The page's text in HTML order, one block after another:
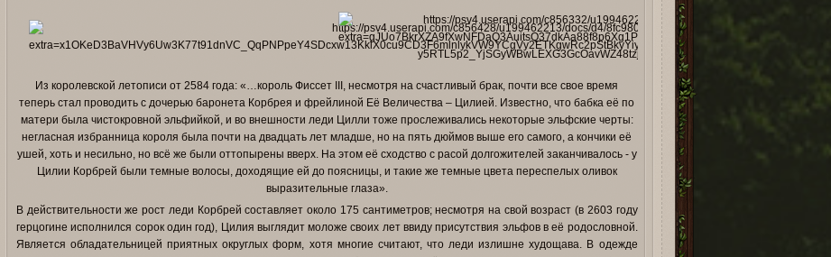
Из королевской летописи от 2584 года: «…король Фиссет III, несмотря на счастливый брак, почти все свое время
теперь стал проводить с дочерью баронета Корбрея и фрейлиной Её Величества – Цилией. Известно, что бабка её по
матери была чистокровной эльфийкой, и во внешности леди Цилли тоже прослеживались некоторые эльфские черты:
негласная избранница короля была почти на двадцать лет младше, но на пять дюймов выше его самого, а кончики её
ушей, хоть и несильно, но всё же были оттопырены вверх. На этом её сходство с расой долгожителей заканчивалось - у
Цилии Корбрей были темные волосы, доходящие ей до поясницы, и такие же темные цвета переспелых оливок
выразительные глаза».
В действительности же рост леди Корбрей составляет около 175 сантиметров; несмотря на свой возраст (в 2603 году
герцогине исполнился сорок один год), Цилия выглядит моложе своих лет ввиду присутствия эльфов в её родословной.
Является обладательницей приятных округлых форм, хотя многие считают, что леди излишне худощава. В одежде